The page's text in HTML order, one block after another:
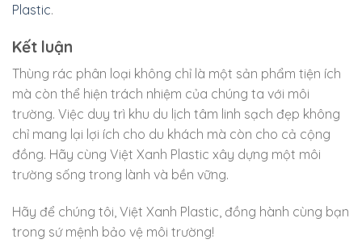
Plastic.
Kết luận
Thùng rác phân loại không chỉ là một sản phẩm tiện ích
mà còn thể hiện trách nhiệm của chúng ta với môi
trường. Việc duy trì khu du lịch tâm linh sạch đẹp không
chỉ mang lại lợi ích cho du khách mà còn cho cả cộng
đồng. Hãy cùng Việt Xanh Plastic xây dựng một môi
trường sống trong lành và bền vững.
Hãy để chúng tôi, Việt Xanh Plastic, đồng hành cùng bạn
trong sứ mệnh bảo vệ môi trường!